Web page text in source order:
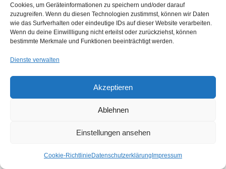
Cookies, um Geräteinformationen zu speichern und/oder darauf
zuzugreifen. Wenn du diesen Technologien zustimmst, können wir Daten
wie das Surfverhalten oder eindeutige IDs auf dieser Website verarbeiten.
Wenn du deine Einwillligung nicht erteilst oder zurückziehst, können
bestimmte Merkmale und Funktionen beeinträchtigt werden.
Dienste verwalten
Akzeptieren
Ablehnen
Einstellungen ansehen
Cookie-Richtlinie Datenschutzerklärung Impressum
Forderungen Automobilindustrie TISAX - SAQ 5.0 -
Nachhaltigkeit
ISO 27001 | TISAX®